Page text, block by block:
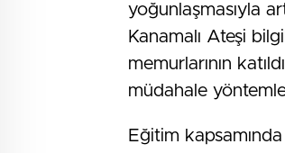
yoğunlaşmasıyla
Kanamalı Ateşi
memurlarının
müdahale
Eğitim